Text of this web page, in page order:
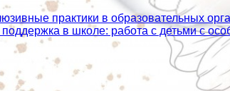
практики в образовательных
в школе: работа с детьми с